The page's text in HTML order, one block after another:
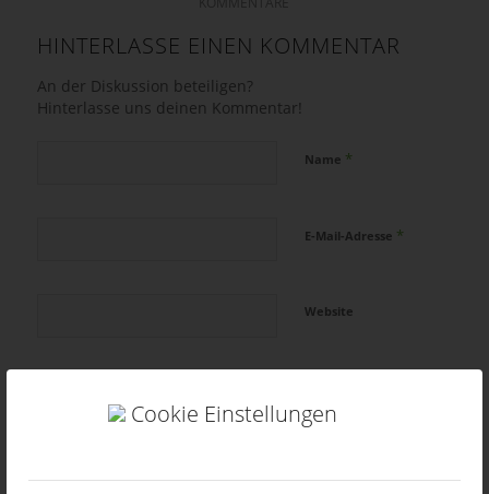
Cookie Einstellungen
HINTERLASSE EINEN KOMMENTAR
An der Diskussion beteiligen?
Hinterlasse uns deinen Kommentar!
Name *
E-Mail-Adresse *
Website